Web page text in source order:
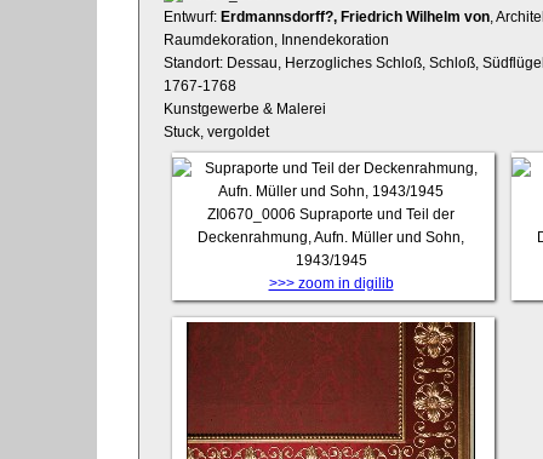
Entwurf: Erdmannsdorff?, Friedrich Wilhelm von ,
Raumdekoration, Innendekoration
Standort: Dessau, Herzogliches Schloß, Schloß,
1767-1768
Kunstgewerbe & Malerei
Stuck, vergoldet
ZI0670_0006 Supraporte und Teil der
Deckenrahmung, Aufn. Müller und Sohn,
1943/1945
>>> zoom in digilib